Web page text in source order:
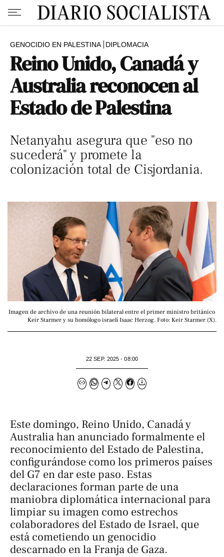
GENOCIDIO EN PALESTINA DIPLOMACIA
Reino Unido, Canadá y
Australia reconocen al
Estado de Palestina
Netanyahu asegura que "eso no
sucederá" y promete la
colonización total de Cisjordania.
Imagen de archivo de una reunión bilateral entre el primer ministro británico
Keir Starmer y su homólogo israelí Isaac Herzog. Foto: Keir Starmer (X).
22 SEP. 2025 - 08:00
Este domingo, Reino Unido, Canadá y
Australia han anunciado formalmente el
reconocimiento del Estado de Palestina,
configurándose como los primeros países
del G7 en dar este paso. Estas
declaraciones forman parte de una
maniobra diplomática internacional para
limpiar su imagen como estrechos
colaboradores del Estado de Israel, que
está cometiendo un genocidio
descarnado en la Franja de Gaza.